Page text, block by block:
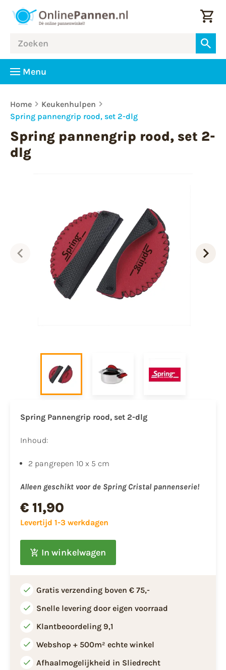
Menu
Home
Keukenhulpen
Spring pannengrip rood, set 2-dlg
Spring pannengrip rood, set 2-
dlg
Spring Pannengrip rood, set 2-dlg
Inhoud:
2 pangrepen 10 x 5 cm
Alleen geschikt voor de Spring Cristal pannenserie!
€ 11,90
Levertijd 1-3 werkdagen
In winkelwagen
Gratis verzending boven € 75,-
Snelle levering door eigen voorraad
Klantbeoordeling 9,1
Webshop + 500m² echte winkel
Afhaalmogelijkheid in Sliedrecht